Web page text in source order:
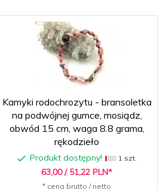
Kamyki rodochrozytu - bransoletka
na podwójnej gumce, mosiądz,
obwód 15 cm, waga 8.8 grama,
rękodzieło
Produkt dostępny! 1 szt.
63,00 / 51,22 PLN*
* cena brutto / netto